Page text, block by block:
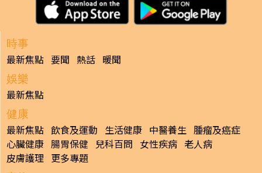
時事
最新焦點 要聞 熱話 暖聞
娛樂
最新焦點
健康
最新焦點 飲食及運動 生活健康 中醫養生 腫瘤及癌症
心臟健康 腸胃保健 兒科百問 女性疾病 老人病
皮膚護理 更多專題